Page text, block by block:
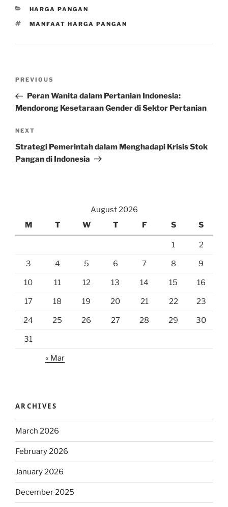
CATEGORIES
HARGA PANGAN
TAGS
MANFAAT HARGA PANGAN
Previous
Post
PREVIOUS
Peran Wanita dalam Pertanian Indonesia:
Mendorong Kesetaraan Gender di Sektor Pertanian
Next
Post
NEXT
Strategi Pemerintah dalam Menghadapi Krisis Stok
Pangan di Indonesia
August 2026
M
T W T F S S
1 2
3 4 5 6 7 8 9
10 11 12 13 14 15 16
17 18 19 20 21 22 23
24 25 26 27 28 29 30
31
« Mar
ARCHIVES
March 2026
February 2026
January 2026
December 2025